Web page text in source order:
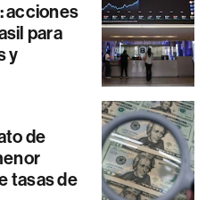
acciones
para
y
de
tasas de